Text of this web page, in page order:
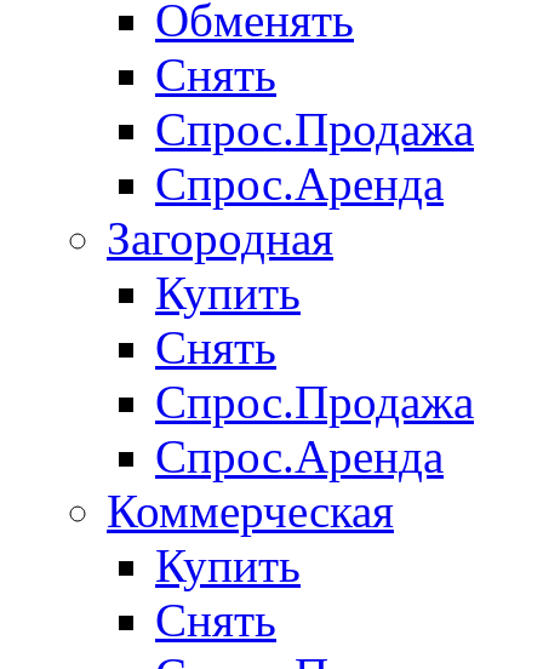
Обменять
Снять
Спрос.Продажа
Спрос.Аренда
Загородная
Купить
Снять
Спрос.Продажа
Спрос.Аренда
Коммерческая
Купить
Снять